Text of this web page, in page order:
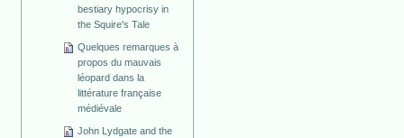
bestiary hypocrisy in
the Squire's Tale
Quelques remarques à
propos du mauvais
léopard dans la
littérature française
médiévale
John Lydgate and the